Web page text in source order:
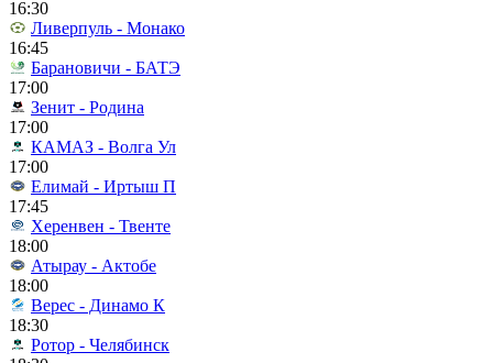
16:30
Ливерпуль - Монако
16:45
Барановичи - БАТЭ
17:00
Зенит - Родина
17:00
КАМАЗ - Волга Ул
17:00
Елимай - Иртыш П
17:45
Херенвен - Твенте
18:00
Атырау - Актобе
18:00
Верес - Динамо К
18:30
Ротор - Челябинск